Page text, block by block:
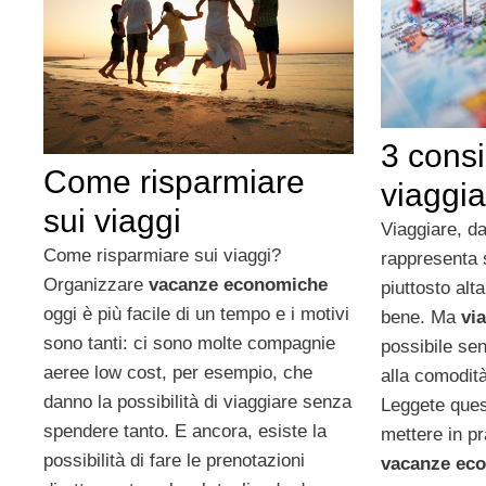
Come risparmiare
sui viaggi
Come risparmiare sui viaggi?
Organizzare vacanze economiche
oggi è più facile di un tempo e i motivi
sono tanti: ci sono molte compagnie
aeree low cost, per esempio, che
danno la possibilità di viaggiare senza
spendere tanto. E ancora, esiste la
possibilità di fare le prenotazioni
3
Viaggiare,
rappresenta
piuttosto
bene. Ma
possibile
alla
Leggete
mettere in
vacanze